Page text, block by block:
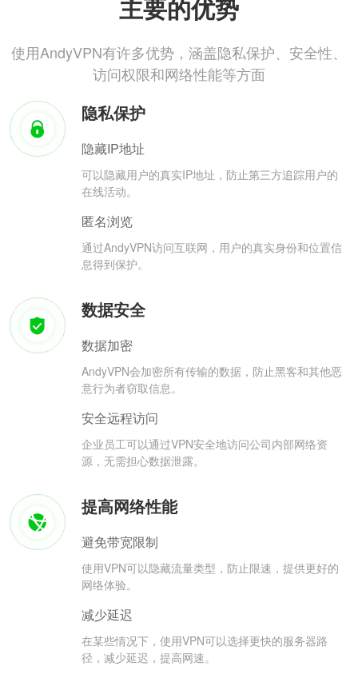
主要的优势
使用AndyVPN有许多优势，涵盖隐私保护、安全性、
访问权限和网络性能等方面
隐私保护
隐藏IP地址
可以隐藏用户的真实IP地址，防止第三方追踪用户的
在线活动。
匿名浏览
通过AndyVPN访问互联网，用户的真实身份和位置信
息得到保护。
数据安全
数据加密
AndyVPN会加密所有传输的数据，防止黑客和其他恶
意行为者窃取信息。
安全远程访问
企业员工可以通过VPN安全地访问公司内部网络资
源，无需担心数据泄露。
提高网络性能
避免带宽限制
使用VPN可以隐藏流量类型，防止限速，提供更好的
网络体验。
减少延迟
在某些情况下，使用VPN可以选择更快的服务器路
径，减少延迟，提高网速。